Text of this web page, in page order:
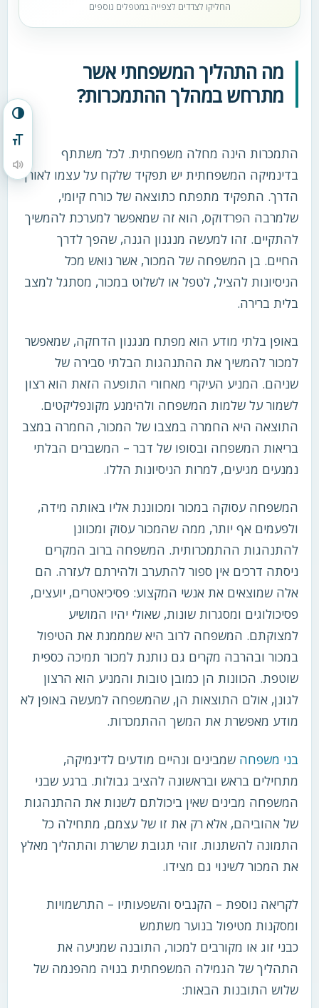
הפעל/כבה ניגודיות גבוהה
מתג גודל גופן
הקראת תוכן העמוד
החליקו לצדדים לצפייה במטפלים נוספים
מה התהליך המשפחתי אשר
מתרחש במהלך ההתמכרות?
התמכרות הינה מחלה משפחתית. לכל משתתף
בדינמיקה המשפחתית יש תפקיד שלקח על עצמו לאורך
הדרך. התפקיד מתפתח כתוצאה של כורח קיומי,
שלמרבה הפרדוקס, הוא זה שמאפשר למערכת להמשיך
להתקיים. זהו למעשה מנגנון הגנה, שהפך לדרך
החיים. בן המשפחה של המכור, אשר נואש מכל
הניסיונות להציל, לטפל או לשלוט במכור, מסתגל למצב
בלית ברירה.
באופן בלתי מודע הוא מפתח מנגנון הדחקה, שמאפשר
למכור להמשיך את ההתנהגות הבלתי סבירה של
שניהם. המניע העיקרי מאחורי התופעה הזאת הוא רצון
לשמור על שלמות המשפחה ולהימנע מקונפליקטים.
התוצאה היא החמרה במצבו של המכור, החמרה במצב
בריאות המשפחה ובסופו של דבר – המשברים הבלתי
נמנעים מגיעים, למרות הניסיונות הללו.
המשפחה עסוקה במכור ומכווננת אליו באותה מידה,
ולפעמים אף יותר, ממה שהמכור עסוק ומכוונן
להתנהגות ההתמכרותית. המשפחה ברוב המקרים
ניסתה דרכים אין ספור להתערב ולהירתם לעזרה. הם
אלה שמוצאים את אנשי המקצוע: פסיכיאטרים, יועצים,
פסיכולוגים ומסגרות שונות, שאולי יהיו המושיע
למצוקתם. המשפחה לרוב היא שמממנת את הטיפול
במכור ובהרבה מקרים גם נותנת למכור תמיכה כספית
שוטפת. הכוונות הן כמובן טובות והמניע הוא הרצון
לגונן, אולם התוצאות הן, שהמשפחה למעשה באופן לא
מודע מאפשרת את המשך ההתמכרות.
בני משפחה שמבינים ונהיים מודעים לדינמיקה,
מתחילים בראש ובראשונה להציב גבולות. ברגע שבני
המשפחה מבינים שאין ביכולתם לשנות את ההתנהגות
של אהוביהם, אלא רק את זו של עצמם, מתחילה כל
התמונה להשתנות. זוהי תגובת שרשרת והתהליך מאלץ
את המכור לשינוי גם מצידו.
לקריאה נוספת – הקנביס והשפעותיו – התרשמויות
ומסקנות מטיפול בנוער משתמש
כבני זוג או מקורבים למכור, התובנה שמניעה את
התהליך של הגמילה המשפחתית בנויה מהפנמה של
שלוש התובנות הבאות: